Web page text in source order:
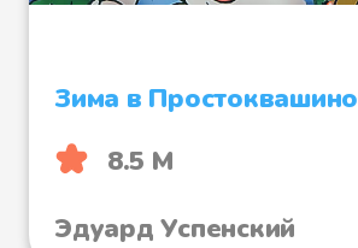
Зима в Простоквашино
8.5 М
Эдуард Успенский